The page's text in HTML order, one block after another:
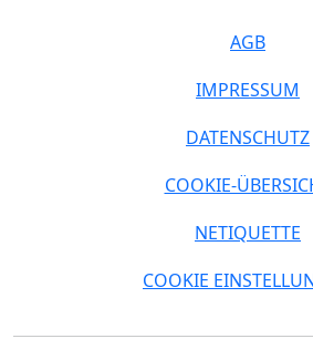
AGB
IMPRESSUM
DATENSCHUTZ
COOKIE-
NETIQUETTE
COOKIE